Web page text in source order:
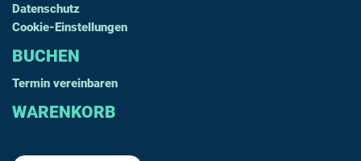
Datenschutz
Cookie-Einstellungen
BUCHEN
Termin vereinbaren
WARENKORB